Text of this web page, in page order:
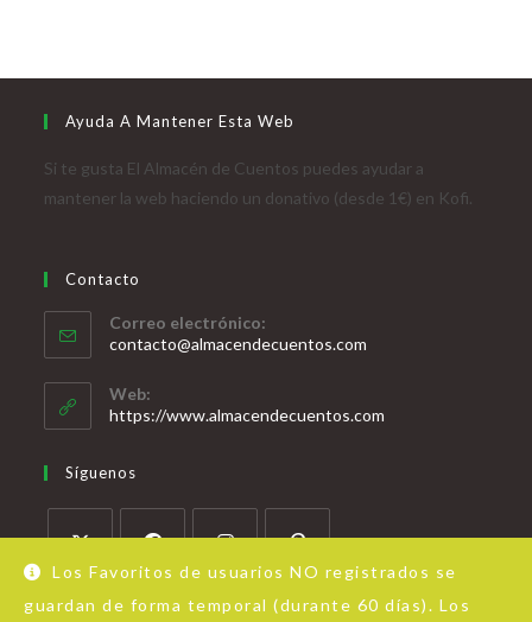
Los Favoritos de usuarios NO registrados se
guardan de forma temporal (durante 60 días). Los
Ayuda A Mantener Esta Web
Si te gusta El Almacén de Cuentos puedes ayudar a
mantener la web haciendo un donativo (desde 1€) en Kofi.
Contacto
Correo electrónico:
contacto@almacendecuentos.com
Web:
https://www.almacendecuentos.com
Síguenos